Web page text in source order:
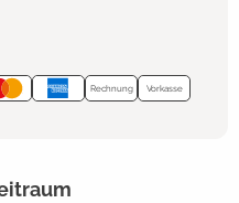
Rechnung Vorkasse